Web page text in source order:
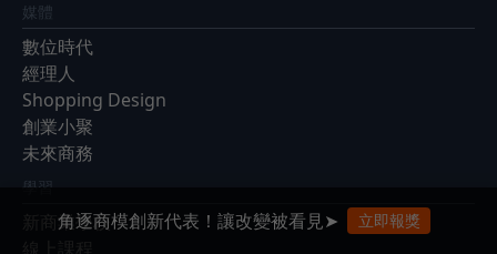
媒體
數位時代
經理人
Shopping Design
創業小聚
未來商務
學習
新商業學校
角逐商模創新代表！讓改變被看見➤ 立即報獎